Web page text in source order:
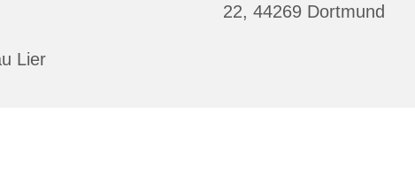
22, 44269 Dortmund
Lier